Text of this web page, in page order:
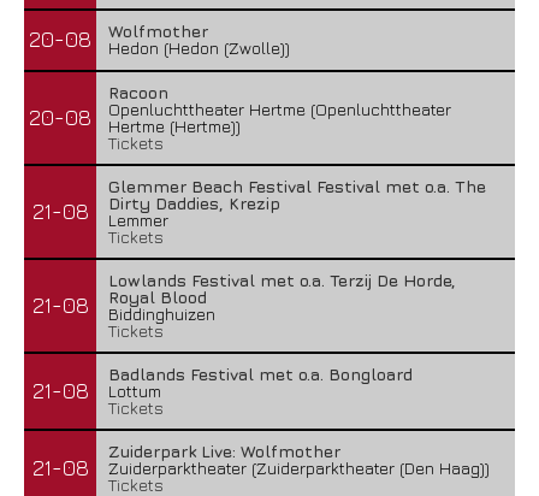
20-08
Wolfmother
Hedon (Hedon (Zwolle))
20-08
Racoon
Openluchttheater Hertme (Openluchttheater
Hertme (Hertme))
Tickets
21-08
Glemmer Beach Festival Festival met o.a. The
Dirty Daddies, Krezip
Lemmer
Tickets
21-08
Lowlands Festival met o.a. Terzij De Horde,
Royal Blood
Biddinghuizen
Tickets
21-08
Badlands Festival met o.a. Bongloard
Lottum
Tickets
21-08
Zuiderpark Live: Wolfmother
Zuiderparktheater (Zuiderparktheater (Den Haag))
Tickets